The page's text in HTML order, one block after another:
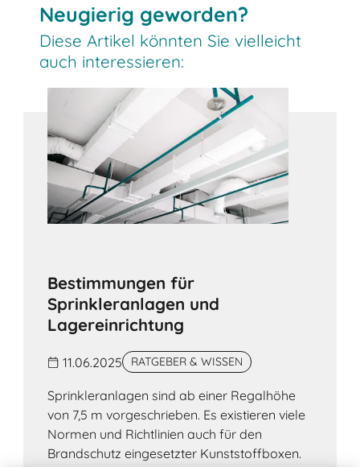
Neugierig geworden?
Diese Artikel könnten Sie vielleicht
auch interessieren:
Bestimmungen für
Sprinkleranlagen und
Lagereinrichtung
11.06.2025 RATGEBER & WISSEN
Sprinkleranlagen sind ab einer Regalhöhe
von 7,5 m vorgeschrieben. Es existieren viele
Normen und Richtlinien auch für den
Brandschutz eingesetzter Kunststoffboxen.